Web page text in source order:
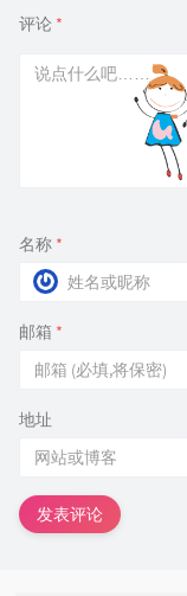
评论 *
名称 *
邮箱 *
地址
发表评论